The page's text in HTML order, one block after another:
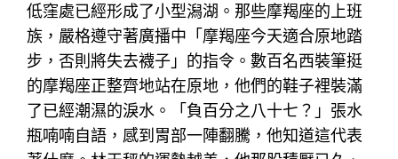
低窪處已經形成了小型潟湖。那些摩羯座的上班
族，嚴格遵守著廣播中「摩羯座今天適合原地踏
步，否則將失去襪子」的指令。數百名西裝筆挺
的摩羯座正整齊地站在原地，他們的鞋子裡裝滿
了已經潮濕的淚水。「負百分之八十七？」張水
瓶喃喃自語，感到胃部一陣翻騰，他知道這代表